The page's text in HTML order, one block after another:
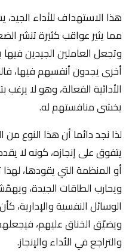
هذا الاستهداف للأداء
مما يثير عواقب كثيرة تنشر
وتجعل العاملين الجيدين
أخرى يجدون أنفسهم فيها،
الأدائية الفعالة، وهو لا
يخشى منافستهم له.
لذا نجد دائما أن هذا النوع من
يتفوق على إنجازه، كونه لا
أو المنظمة التي يقودها،
ويحارب الطاقات الجيدة،
الوسائل النفسية والإدارية،
ويضيّق الخناق عليهم،
والتراجع في الأداء والإنجاز.